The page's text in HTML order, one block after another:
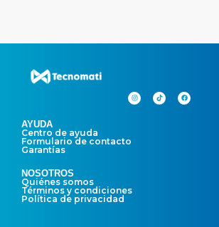
AYUDA
Centro de ayuda
Formulario de contacto
Garantías
NOSOTROS
Quiénes somos
Términos y condiciones
Política de privacidad